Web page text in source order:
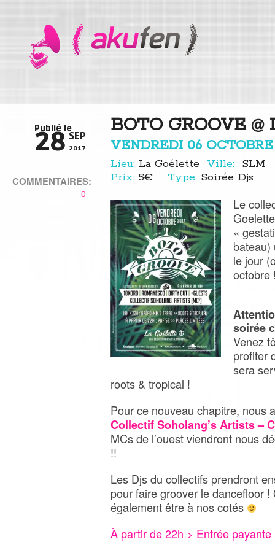
Publié le
28 SEP
2017
COMMENTAIRES:
0
BOTO GROOVE
VENDREDI 06 OCTOBRE
Lieu: La Goélette Ville: SLM
Prix: 5€ Type: Soirée Djs
Le
Goelette
«
bateau)
le jour
octobre
soirée
Venez
profiter
sera
roots & tropical !
Pour ce nouveau chapitre, nous
Collectif Soholang’s Artists –
MCs de l’ouest viendront nous
!!
Les Djs du collectifs prendront
pour faire groover le dancefloor
également être à nos cotés
À partir de 22h > Entrée payante